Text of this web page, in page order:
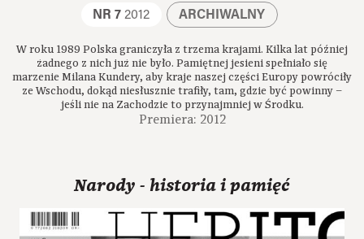
NR 7 2012 ARCHIWALNY
W roku 1989 Polska graniczyła z trzema krajami. Kilka lat później
żadnego z nich już nie było. Pamiętnej jesieni spełniało się
marzenie Milana Kundery, aby kraje naszej części Europy powróciły
ze Wschodu, dokąd niesłusznie trafiły, tam, gdzie być powinny –
jeśli nie na Zachodzie to przynajmniej w Środku.
Premiera: 2012
Narody - historia i pamięć